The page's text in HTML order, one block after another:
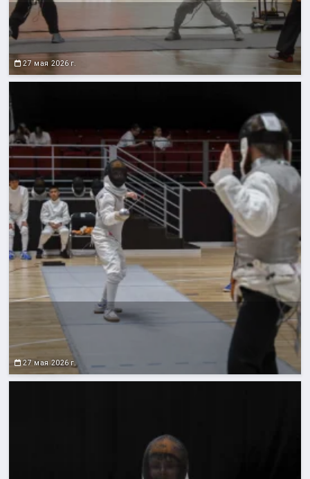
27 мая 2026 г.
27 мая 2026 г.